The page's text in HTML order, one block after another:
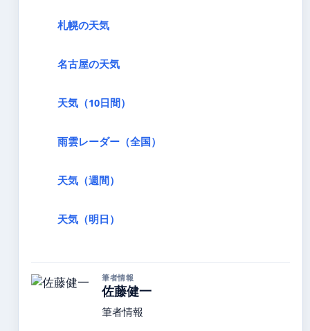
札幌の天気
名古屋の天気
天気（10日間）
雨雲レーダー（全国）
天気（週間）
天気（明日）
筆者情報
佐藤健一
筆者情報